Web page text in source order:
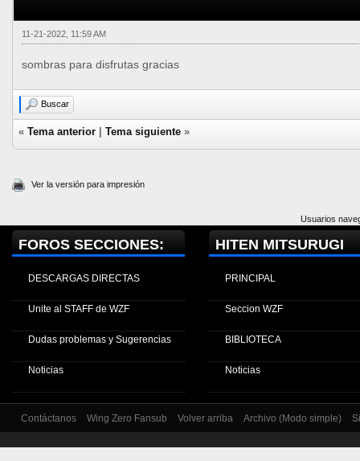
11-21-2022, 11:59 AM
sombras para disfrutas gracias
Buscar
« Tema anterior Tema siguiente »
Ver la versión para impresión
Usuarios
FOROS SECCIONES:
DESCARGAS DIRECTAS
Unite al STAFF de WZF
Dudas problemas y Sugerencias
Noticias
HITEN MITSURUGI
PRINCIPAL
Seccion WZF
BIBLIOTECA
Noticias
Contáctanos Wing Zero Fansub Volver arriba Archivo (Modo simple)